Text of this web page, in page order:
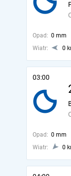
Opad: 0 mm
Wiatr:
0
03:00
Opad: 0 mm
Wiatr:
0